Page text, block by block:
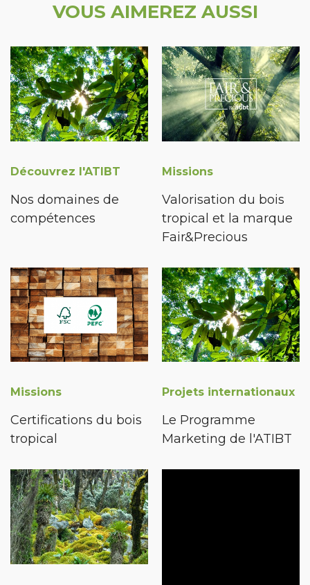
VOUS AIMEREZ AUSSI
Découvrez l'ATIBT
Nos domaines de
compétences
Missions
Valorisation du bois
tropical et la marque
Fair&Precious
Missions
Certifications du bois
tropical
Projets internationaux
Le Programme
Marketing de l'ATIBT